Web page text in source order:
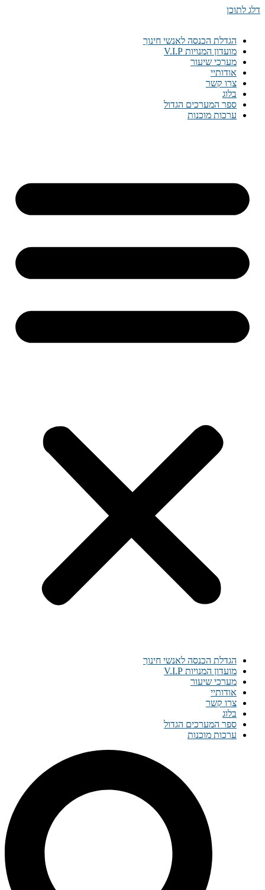
דלג לתוכן
הגדלת הכנסה לאנשי חינוך
מועדון המנויות V.I.P
מערכי שיעור
אודותיי
צרו קשר
בלוג
ספר המערכים הגדול
ערכות מוכנות
הגדלת הכנסה לאנשי חינוך
מועדון המנויות V.I.P
מערכי שיעור
אודותיי
צרו קשר
בלוג
ספר המערכים הגדול
ערכות מוכנות